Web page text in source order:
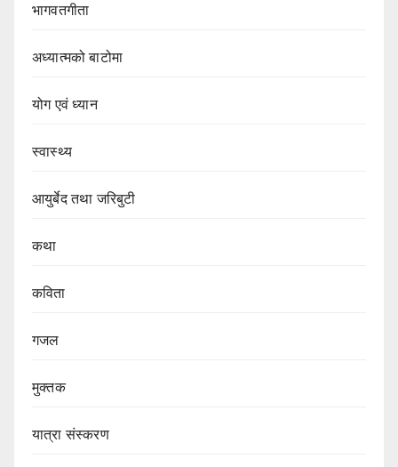
भागवतगीता
अध्यात्मको बाटोमा
योग एवं ध्यान
स्वास्थ्य
आयुर्बेद तथा जरिबुटी
कथा
कविता
गजल
मुक्तक
यात्रा संस्करण